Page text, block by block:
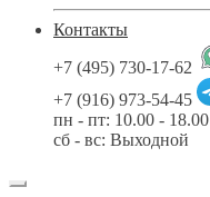
Контакты
+7 (495) 730-17-62
+7 (916) 973-54-45
пн - пт: 10.00 - 18.00
сб - вс: Выходной